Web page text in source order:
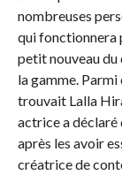
nombreuses
qui fonctionnera
petit nouveau du
la gamme. Parmi
trouvait Lalla
actrice a déclaré
après les avoir
créatrice de